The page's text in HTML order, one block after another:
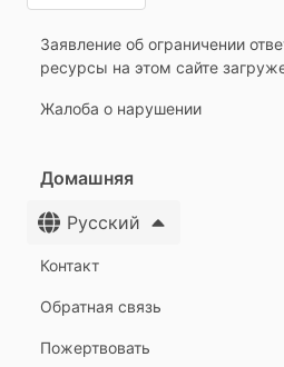
Заявление об ограничении
ресурсы на этом сайте
Жалоба о нарушении
Домашняя
Русский
Контакт
Обратная связь
Пожертвовать